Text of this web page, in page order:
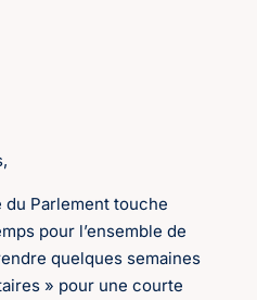
du Parlement touche
pour l’ensemble de
quelques semaines
» pour une courte